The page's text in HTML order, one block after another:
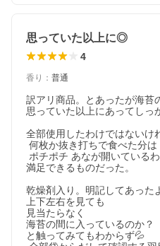
思っていた以上に◎
4
香り ： 普通
訳アリ商品。とあったが海苔
思っていた以上にあってしっ
全部使用したわけではないけ
満足できるものだった。
乾燥剤入り。明記してあった
上下左右を見ても
見当たらなく
海苔の間に入っているのか？
と触ってみてもわからず💦